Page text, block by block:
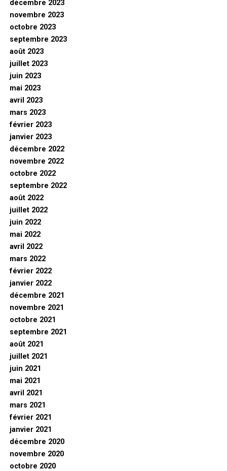
décembre 2023
novembre 2023
octobre 2023
septembre 2023
août 2023
juillet 2023
juin 2023
mai 2023
avril 2023
mars 2023
février 2023
janvier 2023
décembre 2022
novembre 2022
octobre 2022
septembre 2022
août 2022
juillet 2022
juin 2022
mai 2022
avril 2022
mars 2022
février 2022
janvier 2022
décembre 2021
novembre 2021
octobre 2021
septembre 2021
août 2021
juillet 2021
juin 2021
mai 2021
avril 2021
mars 2021
février 2021
janvier 2021
décembre 2020
novembre 2020
octobre 2020